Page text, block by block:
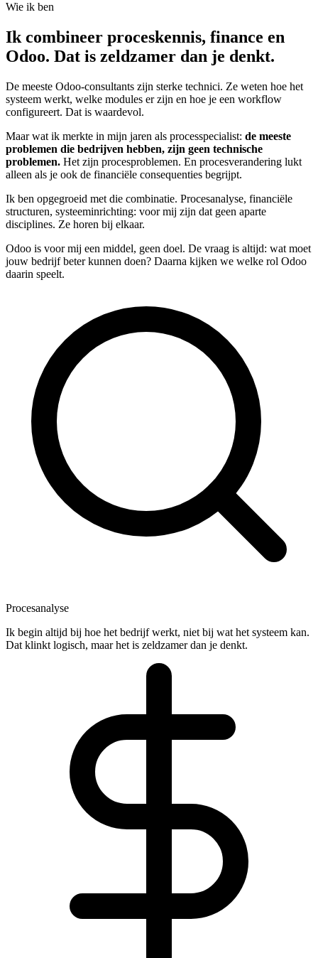
Wie ik ben
Ik combineer proceskennis, finance en
Odoo. Dat is zeldzamer dan je denkt.
De meeste Odoo-consultants zijn sterke technici. Ze weten hoe het
systeem werkt, welke modules er zijn en hoe je een workflow
configureert. Dat is waardevol.
Maar wat ik merkte in mijn jaren als processpecialist: de meeste
problemen die bedrijven hebben, zijn geen technische
problemen. Het zijn procesproblemen. En procesverandering lukt
alleen als je ook de financiële consequenties begrijpt.
Ik ben opgegroeid met die combinatie. Procesanalyse, financiële
structuren, systeeminrichting: voor mij zijn dat geen aparte
disciplines. Ze horen bij elkaar.
Odoo is voor mij een middel, geen doel. De vraag is altijd: wat moet
jouw bedrijf beter kunnen doen? Daarna kijken we welke rol Odoo
daarin speelt.
Procesanalyse
Ik begin altijd bij hoe het bedrijf werkt, niet bij wat het systeem kan.
Dat klinkt logisch, maar het is zeldzamer dan je denkt.